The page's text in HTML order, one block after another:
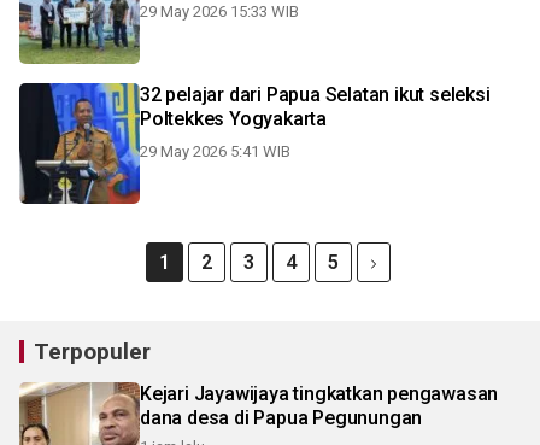
29 May 2026 15:33 WIB
32 pelajar dari Papua Selatan ikut seleksi
Poltekkes Yogyakarta
29 May 2026 5:41 WIB
1 2 3 4 5
Terpopuler
Kejari Jayawijaya tingkatkan pengawasan
dana desa di Papua Pegunungan